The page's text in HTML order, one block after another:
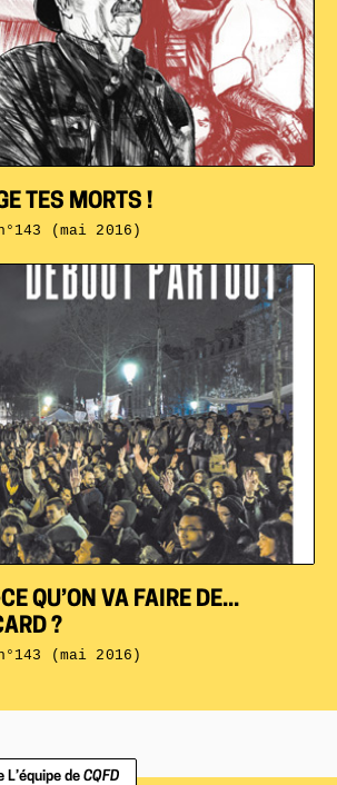
QU’ON VA FAIRE DE...
?
(mai 2016)
TES MORTS !
(mai 2016)
de CQFD